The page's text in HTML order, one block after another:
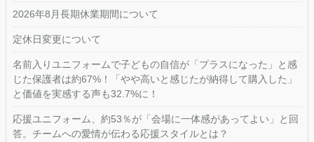
2026年8月長期休業期間について
定休日変更について
名前入りユニフォームで子どもの自信が「プラスになった」と感
じた保護者は約67%！「やや高いと感じたが納得して購入した」
と価値を実感する声も32.7%に！
応援ユニフォーム、約53％が「会場に一体感があってよい」と回
答。チームへの愛情が伝わる応援スタイルとは？